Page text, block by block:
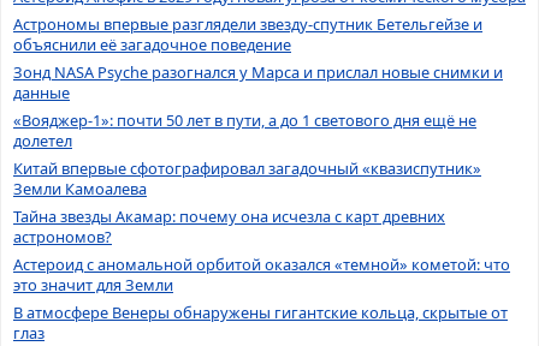
Астрономы впервые разглядели звезду-спутник Бетельгейзе и
объяснили её загадочное поведение
Зонд NASA Psyche разогнался у Марса и прислал новые снимки и
данные
«Вояджер-1»: почти 50 лет в пути, а до 1 светового дня ещё не
долетел
Китай впервые сфотографировал загадочный «квазиспутник»
Земли Камоалева
Тайна звезды Акамар: почему она исчезла с карт древних
астрономов?
Астероид с аномальной орбитой оказался «темной» кометой: что
это значит для Земли
В атмосфере Венеры обнаружены гигантские кольца, скрытые от
глаз